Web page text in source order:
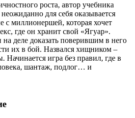
роста, автор учебника
для себя оказывается
с миллионершей, которая хочет
где он хранит свой «Ягуар».
деле доказать поверившим в него
их в бой. Назвался хищником –
Начинается игра без правил, где в
шантаж, подлог… и